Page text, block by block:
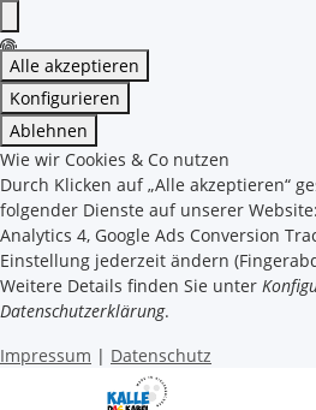
Alle akzeptieren
Konfigurieren
Ablehnen
Wie wir Cookies & Co nutzen
Durch Klicken auf „Alle akzeptieren“
folgender Dienste auf unserer
Analytics 4, Google Ads Conversion
Einstellung jederzeit ändern
Weitere Details finden Sie unter
Datenschutzerklärung.
Impressum | Datenschutz